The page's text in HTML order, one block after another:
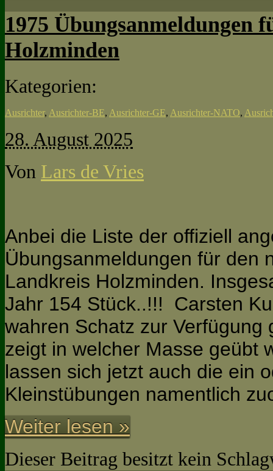
1975 Übungsanmeldungen
Holzminden
Kategorien:
Ausrichter, Ausrichter-BE, Ausrichter-GE, Ausrichter-NATO,
28. August 2025
Von Lars de Vries
Anbei die Liste der offiziell
Übungsanmeldungen für den
Landkreis Holzminden.
Jahr 154 Stück..!!! Carsten
wahren Schatz zur Verfügung
zeigt in welcher Masse geübt
lassen sich jetzt auch die ein
Kleinstübungen namentlich
Weiter lesen »
Dieser Beitrag besitzt kein